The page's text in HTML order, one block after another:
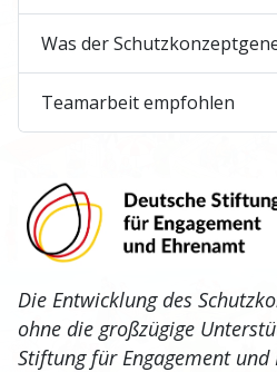
Was der
Teamarbeit empfohlen
Die Entwicklung des
ohne die großzügige
Stiftung für Engagement und